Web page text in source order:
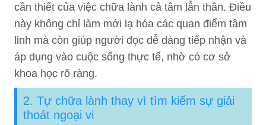
cần thiết của việc chữa lành cả tâm lẫn thân. Điều
này không chỉ làm mới lạ hóa các quan điểm tâm
linh mà còn giúp người đọc dễ dàng tiếp nhận và
áp dụng vào cuộc sống thực tế, nhờ có cơ sở
khoa học rõ ràng.
2. Tự chữa lành thay vì tìm kiếm sự giải
thoát ngoại vi